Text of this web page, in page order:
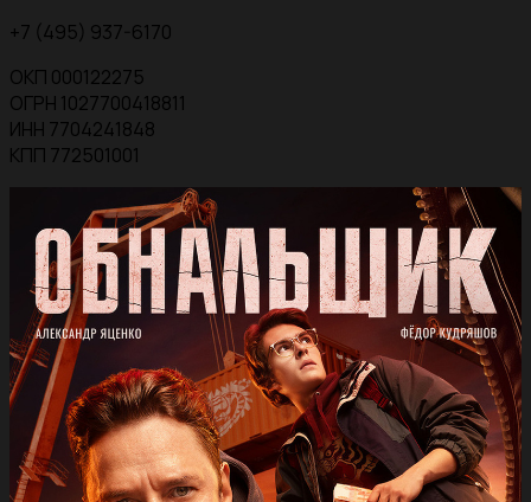
+7 (495) 937-6170
ОКП 000122275
ОГРН 1027700418811
ИНН 7704241848
КПП 772501001